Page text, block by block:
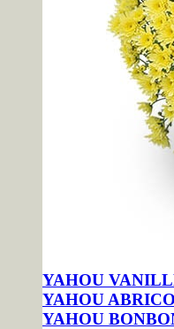
YAHOU
YAHOU
YAHOU